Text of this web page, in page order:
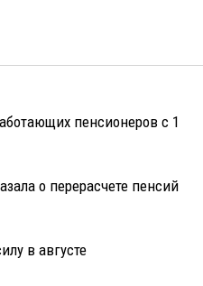
пенсионеров с 1
о перерасчете пенсий
в августе